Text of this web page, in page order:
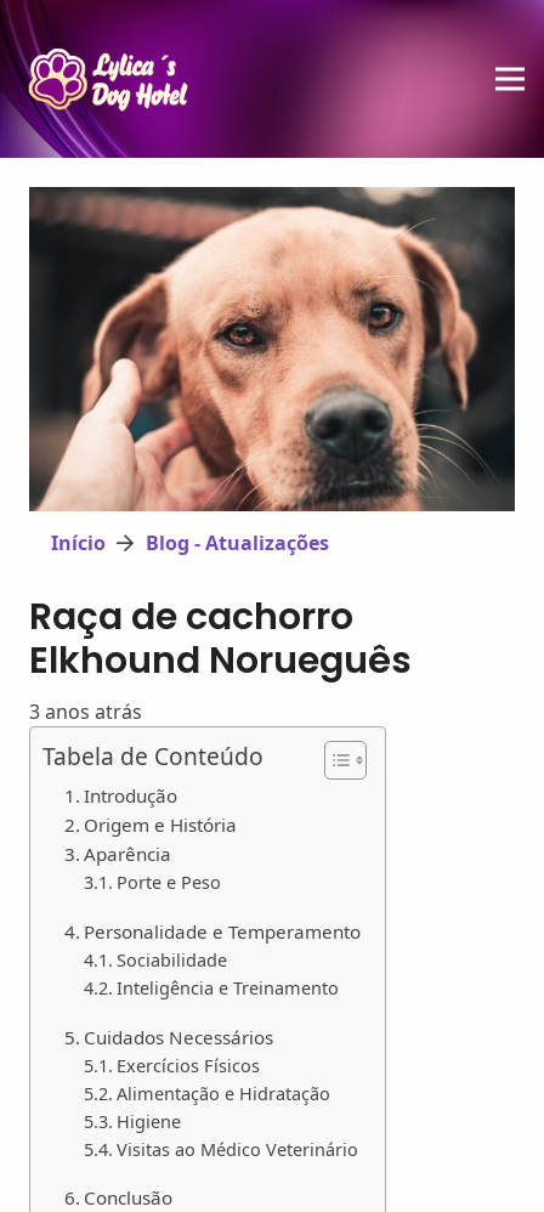
Início Blog - Atualizações
Raça de cachorro
Elkhound Norueguês
3 anos atrás
Tabela de Conteúdo
Introdução
Origem e História
Aparência
Porte e Peso
Personalidade e Temperamento
Sociabilidade
Inteligência e Treinamento
Cuidados Necessários
Exercícios Físicos
Alimentação e Hidratação
Higiene
Visitas ao Médico Veterinário
Conclusão